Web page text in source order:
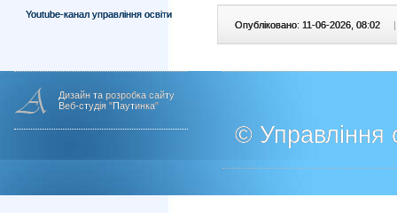
Youtube-канал управління освіти
Опубліковано: 11-06-2026, 08:02 |
Дизайн та розробка сайту
Веб-студія "Паутинка"
© Управління